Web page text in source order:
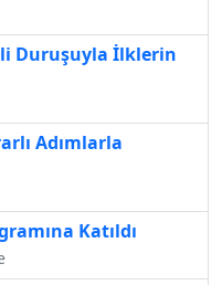
Duruşuyla İlklerin
Adımlarla
Katıldı